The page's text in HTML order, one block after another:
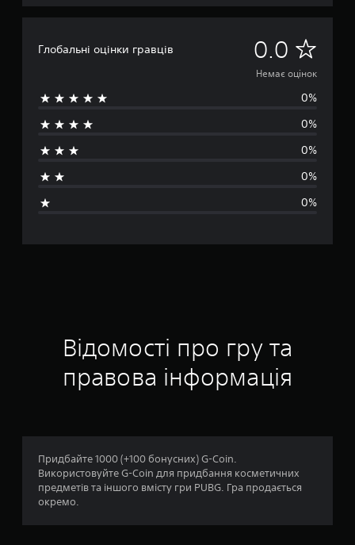
Глобальні оцінки гравців 0.0 Н
е
м
о
і
к
Немає оцінок
0%
0%
0%
0%
0%
Відомості про гру та
правова інформація
Придбайте 1000 (+100 бонусних) G-Coin.
Використовуйте G-Coin для придбання косметичних
предметів та іншого вмісту гри PUBG. Гра продається
окремо.